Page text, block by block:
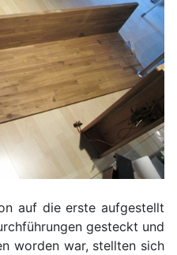
auf die erste aufgestellt
gesteckt und
worden war, stellten sich